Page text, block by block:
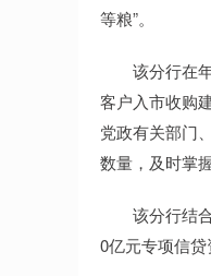
等粮”。
该分行在年
客户入市收购
党政有关部门
数量，及时掌
该分行结合
0亿元专项信贷